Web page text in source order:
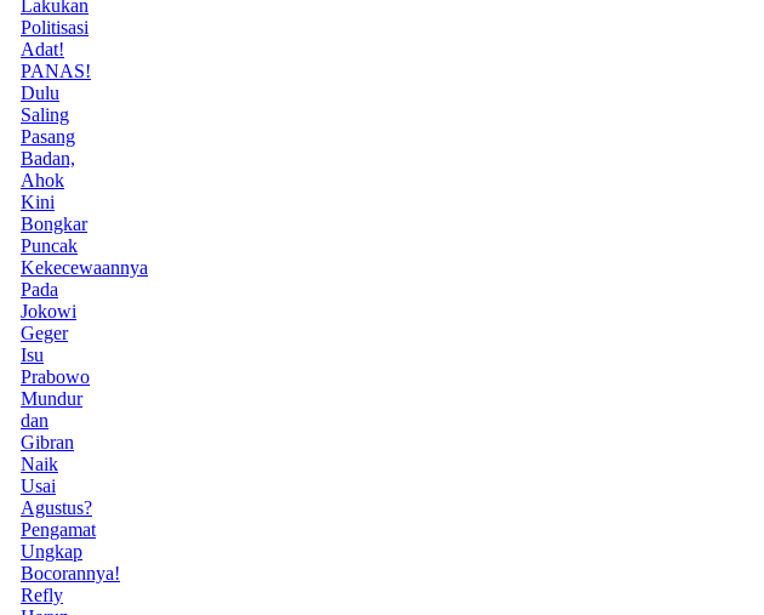
Lakukan
Politisasi
Adat!
PANAS!
Dulu
Saling
Pasang
Badan,
Ahok
Kini
Bongkar
Puncak
Kekecewaannya
Pada
Jokowi
Geger
Isu
Prabowo
Mundur
dan
Gibran
Naik
Usai
Agustus?
Pengamat
Ungkap
Bocorannya!
Refly